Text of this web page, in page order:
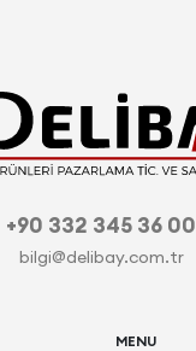
+90 332 345 36 00
bilgi@delibay.com.tr
MENU